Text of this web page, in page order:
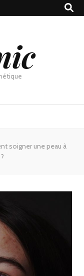
soigner une peau à